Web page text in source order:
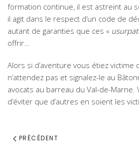
formation continue, il est astreint au
il agit dans le respect d’un code de
autant de garanties que ces «
offrir…
Alors si d’aventure vous étiez victime
n’attendez pas et signalez-le au
avocats au barreau du Val-de-
d’éviter que d’autres en soient les
PRÉCÉDENT